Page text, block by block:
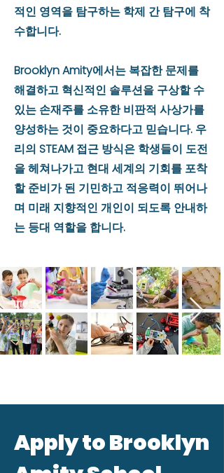
적인 영역을 탐구하는 학제 간 탐구에 착
수합니다.
Brooklyn Amity에서는 복잡한 문제를
해결하고 혁신적인 솔루션을 구상할 수
있는 손재주를 소유한 비판적 사상가를
양성하는 것이 중요하다고 믿습니다. 우
리의 STEAM 접근 방식은 학생들이 도전
을 헤쳐나가고 현대 세계의 기회를 포착
할 준비가 된 기민하고 적응력이 뛰어나
며 미래 지향적인 개인이 되도록 안내하
는 등대 역할을 합니다.
Apply to Brooklyn